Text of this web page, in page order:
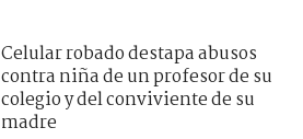
Celular robado destapa abusos
contra niña de un profesor de su
colegio y del conviviente de su
madre